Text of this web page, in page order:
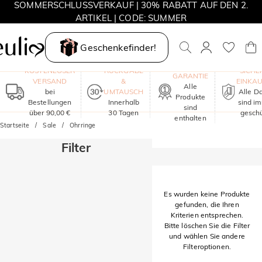
SOMMERSCHLUSSVERKAUF | 30% RABATT AUF DEN 2.
ARTIKEL | CODE: SUMMER
MOVE MY WAY | 3 KAUFEN, HALSKETTE GRATIS
Geschenkefinder!
KOSTENLOSER
VERSAND
bei
Bestellungen
über 90,00 €
RÜCKGABE
&
UMTAUSCH
Innerhalb
30 Tagen
GARANTIE
Alle
Produkte
sind
enthalten
Alle
sind
Startseite Sale Ohrringe
Filter
Es wurden keine Produkte
gefunden, die Ihren
Kriterien entsprechen.
Bitte löschen Sie die Filter
und wählen Sie andere
Filteroptionen.